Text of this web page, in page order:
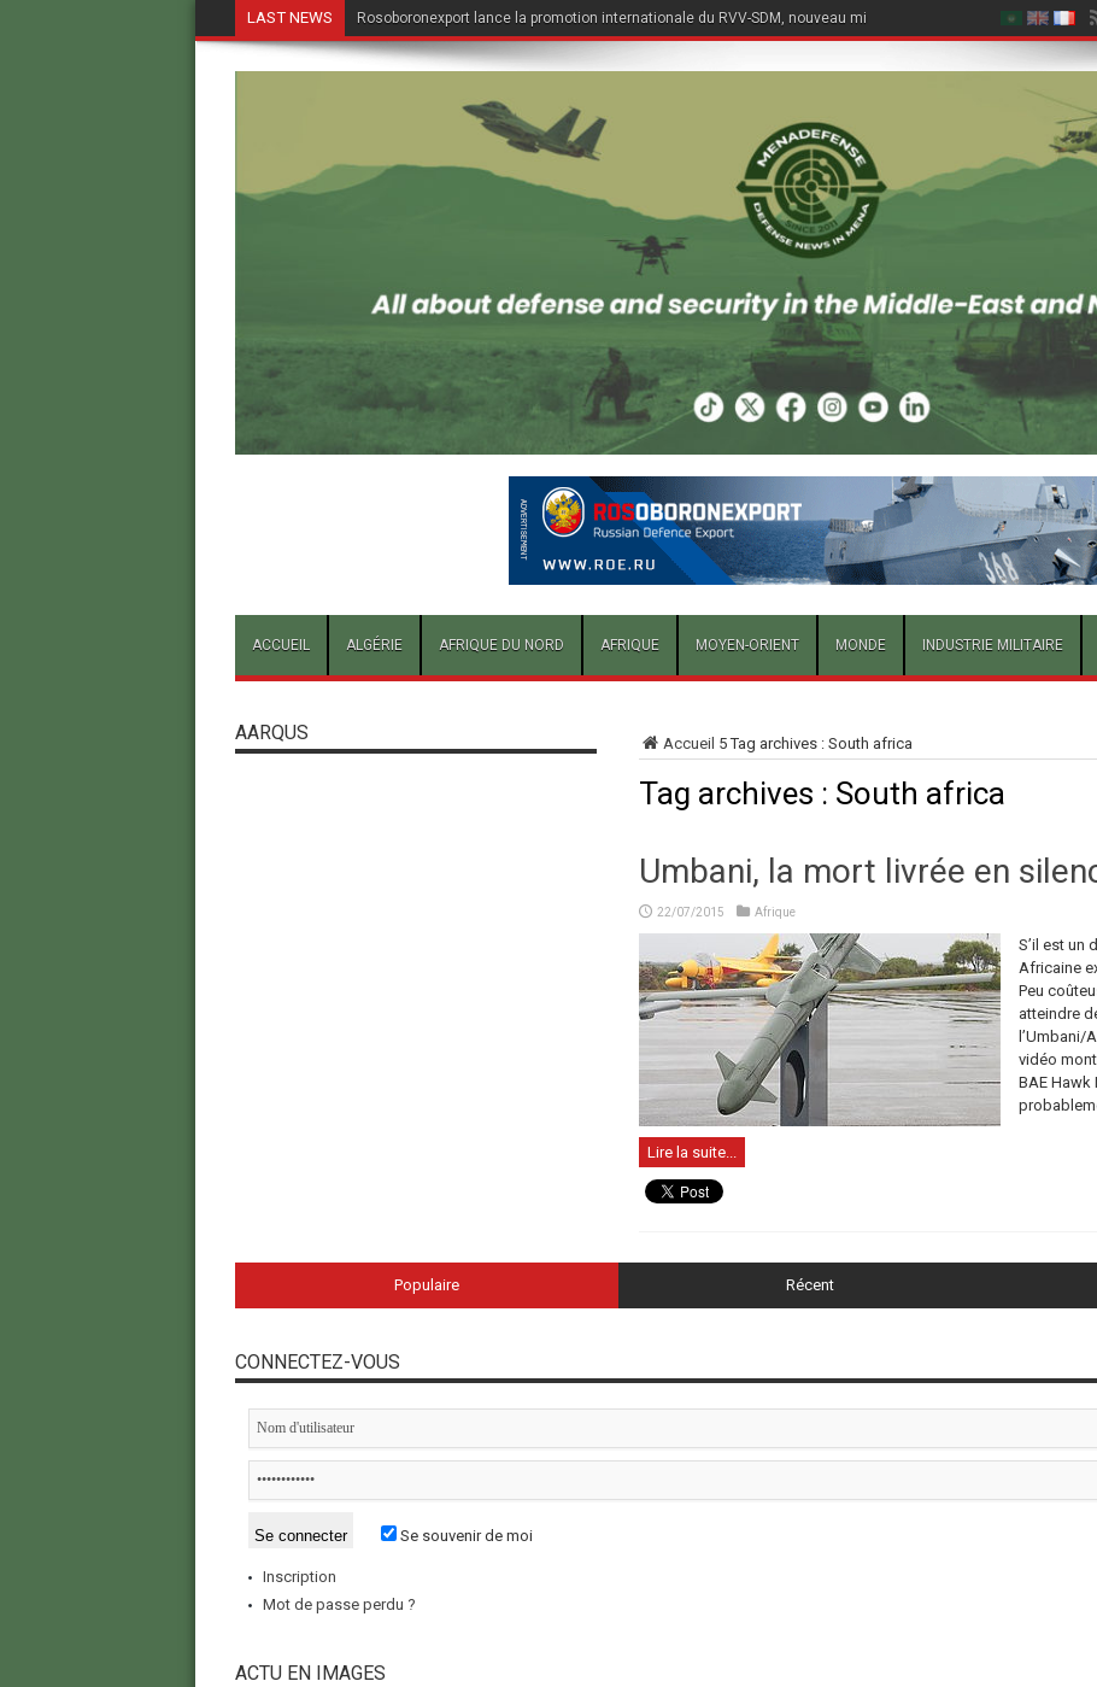
LAST NEWS Rosoboronexport lance la promotion internationale du RVV-SDM, nouveau missile air-air du Su-57E
ACCUEIL ALGÉRIE AFRIQUE DU NORD AFRIQUE MOYEN-ORIENT MONDE INDUSTRIE MILITAIRE
Accueil 5Tag archives : South africa
Tag archives : South africa
Umbani, la mort livrée en
22/07/2015 Afrique
S’il est un
Africaine
Peu
atteindre
l’Umbani/
vidéo
BAE Hawk
Lire la suite...
AARQUS
Populaire Récent
CONNECTEZ-VOUS
Se souvenir de moi
Inscription
Mot de passe perdu ?
ACTU EN IMAGES